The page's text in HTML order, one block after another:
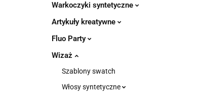
Warkoczyki syntetyczne
Artykuły kreatywne
Fluo Party
Wizaż
Szablony swatch
Włosy syntetyczne